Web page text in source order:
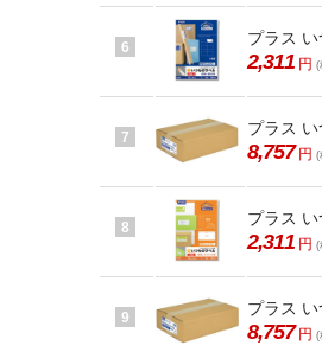
6 プラス
2,311 円 (
7 プラス
8,757 円 (
8 プラス
2,311 円 (
9 プラス
8,757 円 (